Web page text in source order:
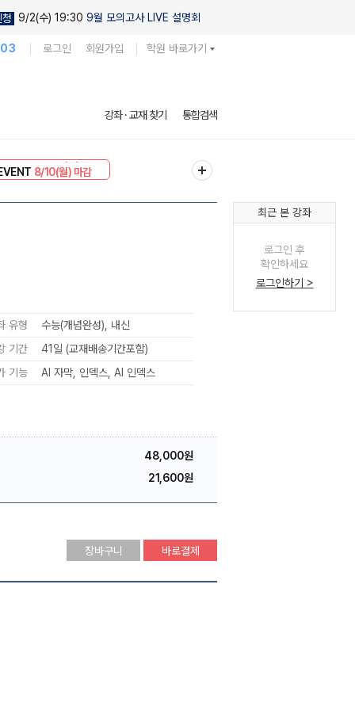
청 9/2(수) 19:30 9월 모의고사 LIVE 설명회
로그인 회원가입 학원 바로가기
강좌 · 교재 찾기 통합검색
8/10(월) 마감
유형
수능(개념완성), 내신
기간
41일 (교재배송기간포함)
기능 AI 자막 인덱스 AI 인덱스
48,000원
21,600원
장바구니 바로결제
최근 본 강좌
로그인 후
확인하세요
로그인하기 >